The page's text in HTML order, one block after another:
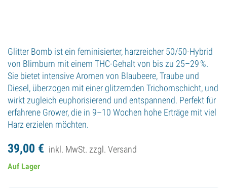
Glitter Bomb ist ein feminisierter, harzreicher 50/50-Hybrid
von Blimburn mit einem THC-Gehalt von bis zu 25–29 %.
Sie bietet intensive Aromen von Blaubeere, Traube und
Diesel, überzogen mit einer glitzernden Trichomschicht, und
wirkt zugleich euphorisierend und entspannend. Perfekt für
erfahrene Grower, die in 9–10 Wochen hohe Erträge mit viel
Harz erzielen möchten.
39,00 € inkl. MwSt. zzgl. Versand
Auf Lager